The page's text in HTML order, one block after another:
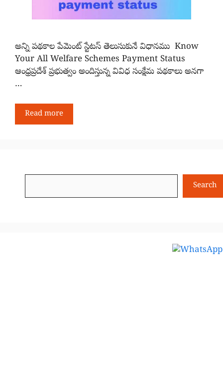
అన్ని పథకాల పేమెంట్ స్టేటస్ తెలుసుకునే విధానము Know
Your All Welfare Schemes Payment Status
ఆంధ్రప్రదేశ్ ప్రభుత్వం అందిస్తున్న వివిధ సంక్షేమ పథకాలు అనగా
…
Read more
Search